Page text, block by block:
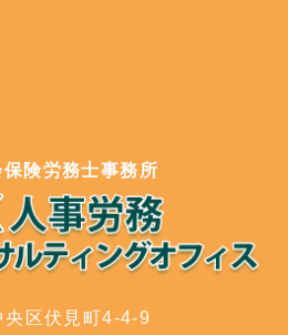
険労務士事務所
央区伏見町4-4-9